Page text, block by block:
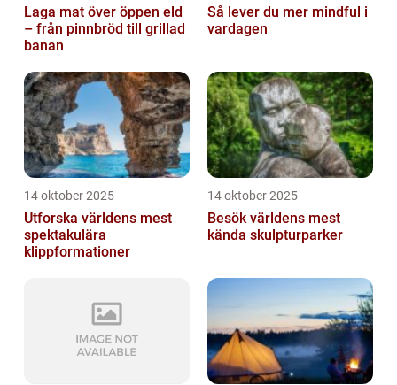
Laga mat över öppen eld
– från pinnbröd till grillad
banan
Så lever du mer mindful i
vardagen
14 oktober 2025
Utforska världens mest
spektakulära
klippformationer
14 oktober 2025
Besök världens mest
kända skulpturparker